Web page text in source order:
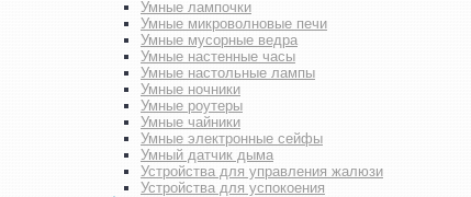
Умные лампочки
Умные микроволновые печи
Умные мусорные ведра
Умные настенные часы
Умные настольные лампы
Умные ночники
Умные роутеры
Умные чайники
Умные электронные сейфы
Умный датчик дыма
Устройства для управления жалюзи
Устройства для успокоения